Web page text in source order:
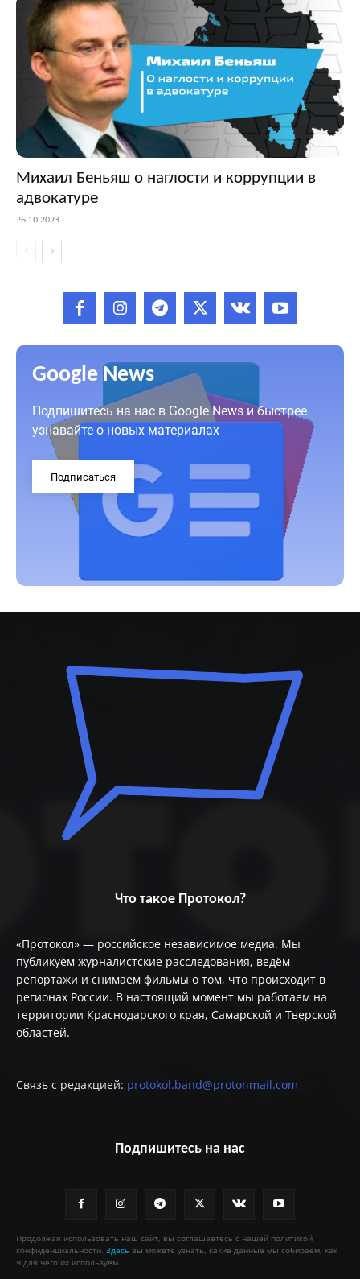
Михаил Беньяш о наглости и коррупции в
адвокатуре
26.10.2023
Google News
Подпишитесь на нас в Google News и быстрее
узнавайте о новых материалах
Подписаться
Что такое Протокол?
«Протокол» — российское независимое медиа. Мы
публикуем журналистские расследования, ведём
репортажи и снимаем фильмы о том, что происходит в
регионах России. В настоящий момент мы работаем на
территории Краснодарского края, Самарской и Тверской
областей.
Связь с редакцией: protokol.band@protonmail.com
Подпишитесь на нас
Продолжая использовать наш сайт, вы соглашаетесь с нашей политикой
конфиденциальности. Здесь вы можете узнать, какие данные мы собираем, как
и для чего их используем.